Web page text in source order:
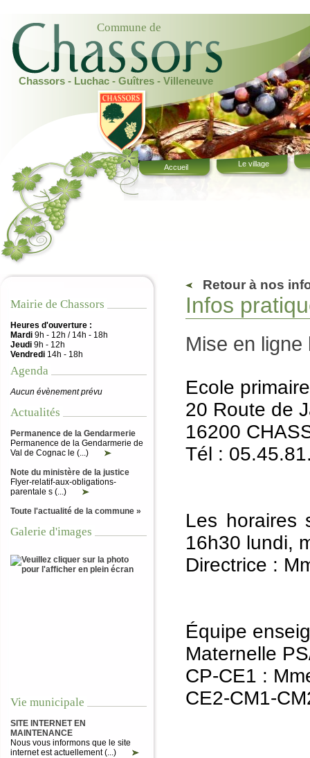
Commune de
Chassors - Luchac - Guîtres - Villeneuve
Accueil Le village
Mairie de Chassors
Heures d'ouverture :
Mardi 9h - 12h / 14h - 18h
Jeudi 9h - 12h
Vendredi 14h - 18h
Agenda
Aucun évènement prévu
Actualités
Permanence de la Gendarmerie
Permanence de la Gendarmerie de
Val de Cognac le (...)
Note du ministère de la justice
Flyer-relatif-aux-obligations-
parentale s (...)
Toute l'actualité de la commune »
Galerie d'images
Vie municipale
SITE INTERNET EN
MAINTENANCE
Nous vous informons que le site
internet est actuellement (...)
Retour à nos
Infos
Mise en ligne
Ecole
20 Route de
16200
Tél :
Les horaires
16h30 lundi,
Directrice :
Équipe
Maternelle
CP-CE1 :
CE2-CM1-